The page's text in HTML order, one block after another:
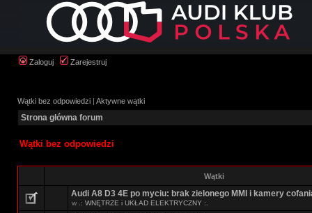
Zaloguj Zarejestruj
Wątki bez odpowiedzi | Aktywne wątki
Strona główna forum
Wątki bez odpowiedzi
Wątki
Audi A8 D3 4E po myciu: brak zielonego MMI i kamery
w .: WNĘTRZE i UKŁAD ELEKTRYCZNY :.